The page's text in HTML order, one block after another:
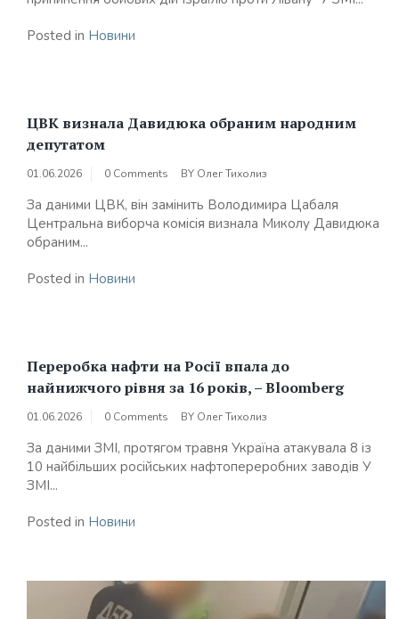
Posted in Новини
ЦВК визнала Давидюка обраним народним
депутатом
01.06.2026 0 Comments BY Олег Тихолиз
За даними ЦВК, він замінить Володимира Цабаля
Центральна виборча комісія визнала Миколу Давидюка
обраним...
Posted in Новини
Переробка нафти на Росії впала до
найнижчого рівня за 16 років, – Bloomberg
01.06.2026 0 Comments BY Олег Тихолиз
За даними ЗМІ, протягом травня Україна атакувала 8 із
10 найбільших російських нафтопереробних заводів У
ЗМІ...
Posted in Новини